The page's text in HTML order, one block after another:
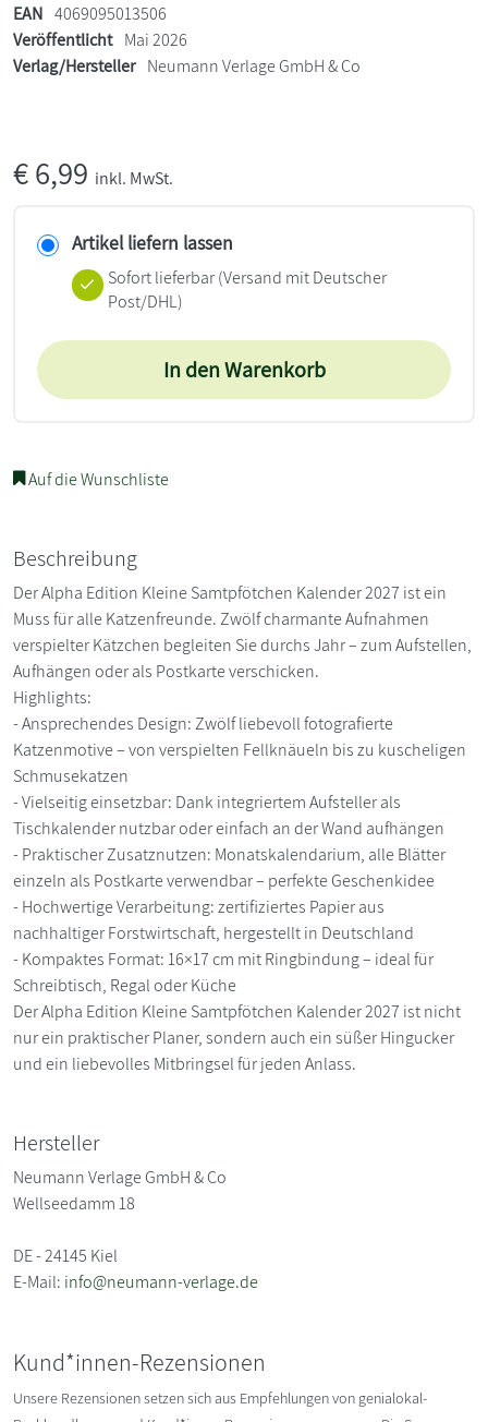
EAN 4069095013506
Veröffentlicht Mai 2026
Verlag/Hersteller Neumann Verlage GmbH & Co
€6,99 inkl. MwSt.
Artikel liefern lassen
Sofort lieferbar(Versand mit Deutscher
Post/DHL)
In den Warenkorb
Auf die Wunschliste
Beschreibung
Der Alpha Edition Kleine Samtpfötchen Kalender 2027 ist ein
Muss für alle Katzenfreunde. Zwölf charmante Aufnahmen
verspielter Kätzchen begleiten Sie durchs Jahr – zum Aufstellen,
Aufhängen oder als Postkarte verschicken.
Highlights:
- Ansprechendes Design: Zwölf liebevoll fotografierte
Katzenmotive – von verspielten Fellknäueln bis zu kuscheligen
Schmusekatzen
- Vielseitig einsetzbar: Dank integriertem Aufsteller als
Tischkalender nutzbar oder einfach an der Wand aufhängen
- Praktischer Zusatznutzen: Monatskalendarium, alle Blätter
einzeln als Postkarte verwendbar – perfekte Geschenkidee
- Hochwertige Verarbeitung: zertifiziertes Papier aus
nachhaltiger Forstwirtschaft, hergestellt in Deutschland
- Kompaktes Format: 16×17 cm mit Ringbindung – ideal für
Schreibtisch, Regal oder Küche
Der Alpha Edition Kleine Samtpfötchen Kalender 2027 ist nicht
nur ein praktischer Planer, sondern auch ein süßer Hingucker
und ein liebevolles Mitbringsel für jeden Anlass.
Hersteller
Neumann Verlage GmbH & Co
Wellseedamm 18
DE - 24145 Kiel
E-Mail: info@neumann-verlage.de
Kund*innen-Rezensionen
Unsere Rezensionen setzen sich aus Empfehlungen von genialokal-